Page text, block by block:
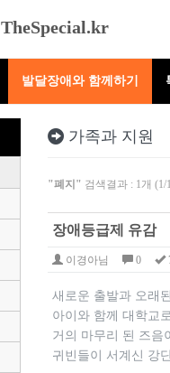
TheSpecial.kr
발달장애와 함께하기
가족과 지원
"폐지" 검색결과 : 1개 (1/
장애등급제 유감
이경아님 0
새로운 출발과 오래
아이와 함께 대학교
거의 마무리 된 즈음
귀빈들이 서계신 강